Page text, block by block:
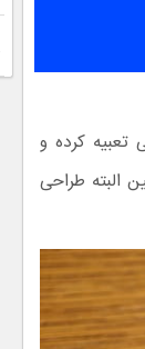
تعبیه کرده و
البته طراحی